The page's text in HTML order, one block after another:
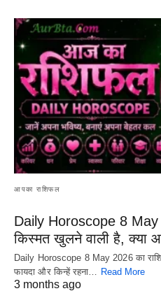
आपका राशिफल
Daily Horoscope 8 May
किस्मत खुलने वाली है, क्या
Daily Horoscope 8 May 2026 का
फायदा और किन्हें रहना…
Read More
3 months ago